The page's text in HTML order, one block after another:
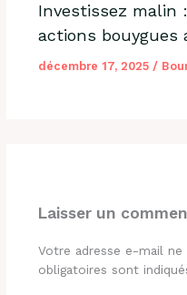
Investissez malin
actions bouygues
décembre 17, 2025 /
Laisser un
Votre adresse e-mail ne
obligatoires sont